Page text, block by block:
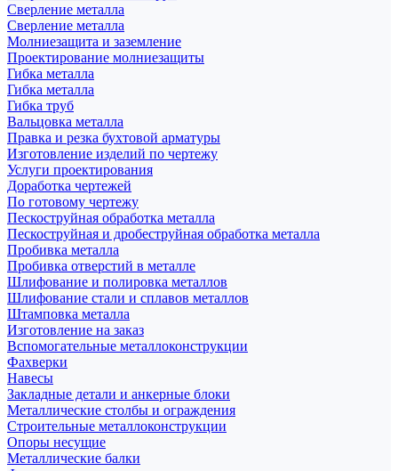
Сверление металла
Сверление металла
Молниезащита и заземление
Проектирование молниезащиты
Гибка металла
Гибка металла
Гибка труб
Вальцовка металла
Правка и резка бухтовой арматуры
Изготовление изделий по чертежу
Услуги проектирования
Доработка чертежей
По готовому чертежу
Пескоструйная обработка металла
Пескоструйная и дробеструйная обработка металла
Пробивка металла
Пробивка отверстий в металле
Шлифование и полировка металлов
Шлифование стали и сплавов металлов
Штамповка металла
Изготовление на заказ
Вспомогательные металлоконструкции
Фахверки
Навесы
Закладные детали и анкерные блоки
Металлические столбы и ограждения
Строительные металлоконструкции
Опоры несущие
Металлические балки